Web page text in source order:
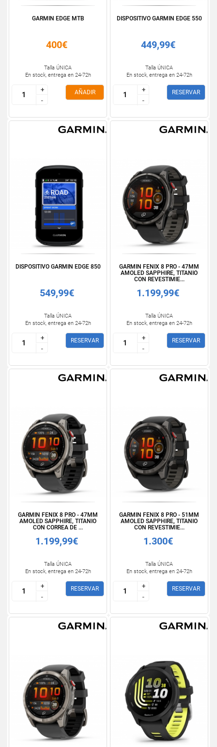
GARMIN EDGE MTB
400€
Talla ÚNICA
En stock, entrega en 24-72h
+
-
+
-
AÑADIR
DISPOSITIVO GARMIN EDGE 550
449,99€
Talla ÚNICA
En stock, entrega en 24-72h
+
-
+
-
RESERVAR
DISPOSITIVO GARMIN EDGE 850
549,99€
Talla ÚNICA
En stock, entrega en 24-72h
+
-
+
-
RESERVAR
GARMIN FENIX 8 PRO - 47MM
AMOLED SAPPHIRE, TITANIO
CON REVESTIMIE...
1.199,99€
Talla ÚNICA
En stock, entrega en 24-72h
+
-
+
-
RESERVAR
GARMIN FENIX 8 PRO - 47MM
AMOLED SAPPHIRE, TITANIO
CON CORREA DE ...
1.199,99€
Talla ÚNICA
En stock, entrega en 24-72h
+
-
+
-
RESERVAR
GARMIN FENIX 8 PRO - 51MM
AMOLED SAPPHIRE, TITANIO
CON REVESTIMIE...
1.300€
Talla ÚNICA
En stock, entrega en 24-72h
+
-
+
-
RESERVAR